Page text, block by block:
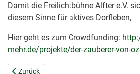
Damit die Freilichtbühne Alfter e.V.
diesem Sinne für aktives Dorfleben,
Hier geht es zum Crowdfunding:
mehr.de/projekte/der-zauberer-von-
Vorheriger Beitrag: Hinweis zu
Zurück